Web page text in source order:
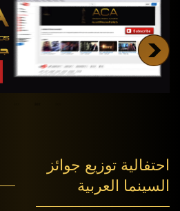
احتفالية توزيع جوائز
السينما العربية